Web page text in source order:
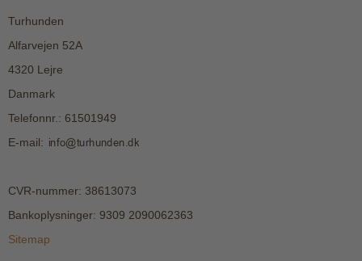
Turhunden
Alfarvejen 52A
4320 Lejre
Danmark
Telefonnr. : 61501949
E-mail:
CVR-nummer: 38613073
Bankoplysninger: 9309 2090062363
Sitemap